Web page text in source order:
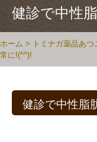
健診で中性
ホーム > トミナガ薬品あ
常に!(^^)!
健診で中性脂